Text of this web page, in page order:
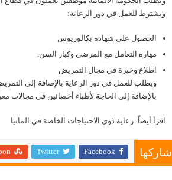
ويشترط للعمل في دور الرعاية:
الحصول على شهادة بكالوريوس
مهارة التعامل مع المرضى وكبار السن.
اطلاع وخبرة في مجال التمريض
ويطلب للعمل في دور الرعاية بالإضافة إلى
بالإضافة إلى الحاجة لأطباء أخصائين في مجالات
اقرأ أيضاً:رعاية ذوي الاحتياجات الخاصة في المانيا
شاركها Facebook
Twitter